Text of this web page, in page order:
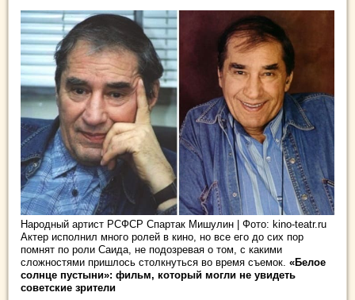
Народный артист РСФСР Спартак Мишулин | Фото: kino-teatr.ru
Актер исполнил много ролей в кино, но все его до сих пор
помнят по роли Саида, не подозревая о том, с какими
сложностями пришлось столкнуться во время съемок. «Белое
солнце пустыни»: фильм, который могли не увидеть
советские зрители